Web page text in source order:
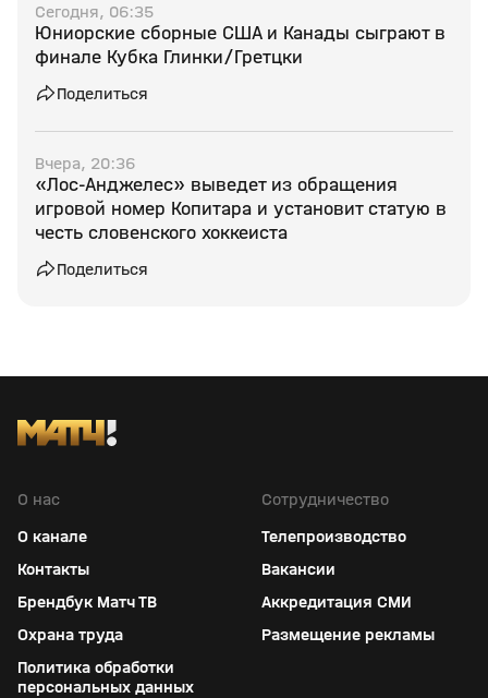
Сегодня, 06:35
Юниорские сборные США и Канады сыграют в
финале Кубка Глинки/Гретцки
Поделиться
Вчера, 20:36
«Лос‑Анджелес» выведет из обращения
игровой номер Копитара и установит статую в
честь словенского хоккеиста
Поделиться
О нас
О канале
Контакты
Брендбук Матч ТВ
Охрана труда
Политика обработки
персональных данных
Сотрудничество
Телепроизводство
Вакансии
Аккредитация СМИ
Размещение рекламы